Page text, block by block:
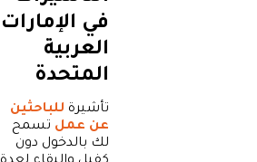
في الإمارات
العربية
المتحدة
تأشيرة للباحثين
عن عمل تسمح
لك بالدخول دون